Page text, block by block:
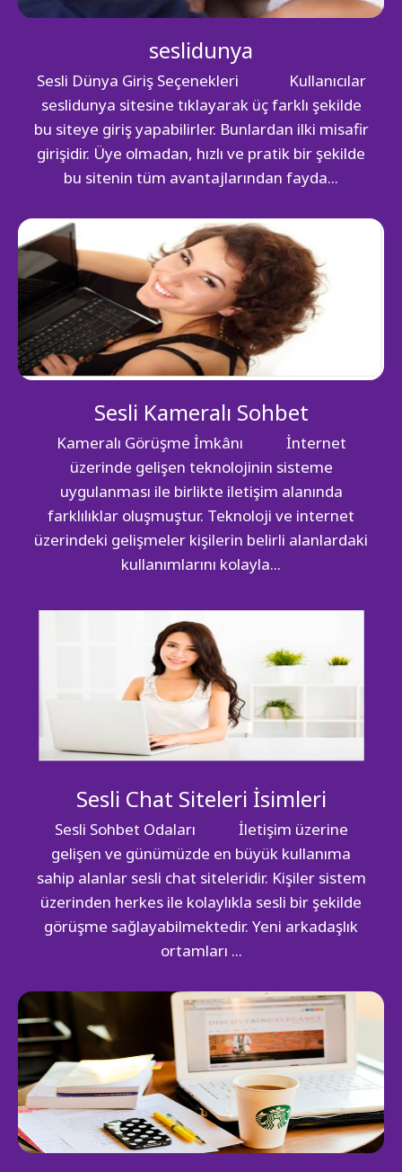
seslidunya
Sesli Dünya Giriş Seçenekleri Kullanıcılar
seslidunya sitesine tıklayarak üç farklı şekilde
bu siteye giriş yapabilirler. Bunlardan ilki misafir
girişidir. Üye olmadan, hızlı ve pratik bir şekilde
bu sitenin tüm avantajlarından fayda...
Sesli Kameralı Sohbet
Kameralı Görüşme İmkânı İnternet
üzerinde gelişen teknolojinin sisteme
uygulanması ile birlikte iletişim alanında
farklılıklar oluşmuştur. Teknoloji ve internet
üzerindeki gelişmeler kişilerin belirli alanlardaki
kullanımlarını kolayla...
Sesli Chat Siteleri İsimleri
Sesli Sohbet Odaları İletişim üzerine
gelişen ve günümüzde en büyük kullanıma
sahip alanlar sesli chat siteleridir. Kişiler sistem
üzerinden herkes ile kolaylıkla sesli bir şekilde
görüşme sağlayabilmektedir. Yeni arkadaşlık
ortamları ...